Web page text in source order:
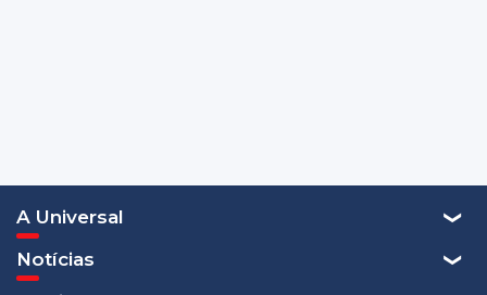
A Universal
Notícias